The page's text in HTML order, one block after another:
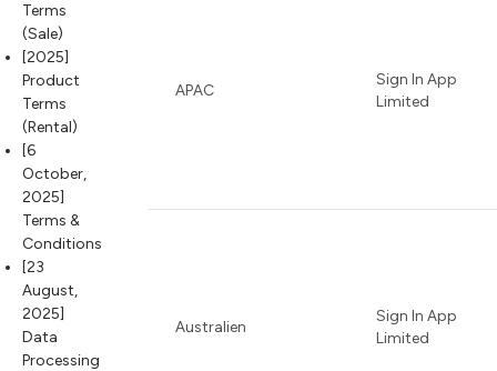
Terms
(Sale)
[2025]
Product
Terms
(Rental)
[6
October,
2025]
Terms &
Conditions
[23
August,
2025]
Data
Processing
APAC
Sign In App
Limited
Australien
Sign In App
Limited